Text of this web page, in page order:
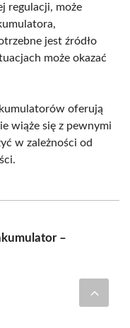
regulacji, może
jest źródło
może okazać
oferują
wiąże się z pewnymi
w zależności od
–